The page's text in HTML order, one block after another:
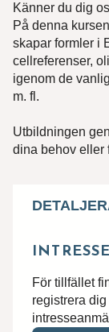
Känner du dig
På denna
skapar formler i
cellreferenser,
igenom de
m. fl.
Utbildningen
dina behov eller
För tillfället
registrera